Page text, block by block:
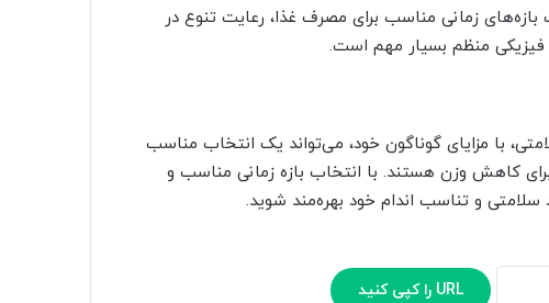
در رژیم 16/8، انتخاب بازه‌های زمانی مناسب برای مصرف غذا، رعایت تنوع در
فیزیکی منظم بسیار مهم است.
با مزایای گوناگون خود، می‌تواند یک انتخاب مناسب
کاهش وزن هستند. با انتخاب بازه زمانی مناسب و
سلامتی و تناسب اندام خود بهره‌مند شوید.
URL را کپی کنید